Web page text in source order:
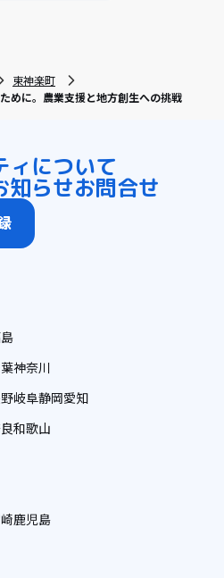
東神楽町
めに。農業支援と地方創生への挑戦
ィについて
知らせお問合せ
神奈川
岐阜静岡愛知
和歌山
鹿児島